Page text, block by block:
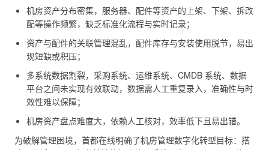
机房资产分布密集，服务器、配件等资产的上架、下架、拆改
配等操作频繁，缺乏标准化流程与实时记录；
资产与配件的关联管理混乱，配件库存与安装使用脱节，易出
现短缺或积压；
多系统数据割裂，采购系统、运维系统、CMDB 系统、数据
平台之间未实现有效联动，数据需人工重复录入，准确性与时
效性难以保障；
机房资产盘点难度大，依赖人工核对，效率低下且易出错。
为破解管理困境，首都在线明确了机房管理数字化转型目标：搭